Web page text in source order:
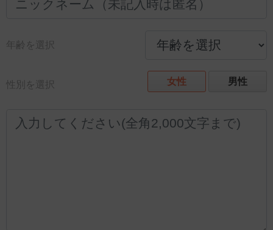
年齢を選択
性別を選択 女性 男性